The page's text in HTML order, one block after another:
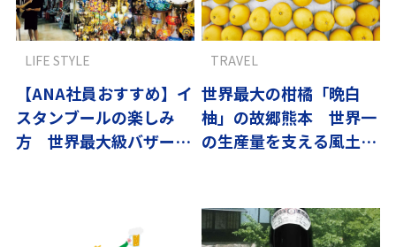
【ANA社員おすすめ】イ
スタンブールの楽しみ
方 世界最大級バザール
LIFE STYLE
世界最大の柑橘「晩白
柚」の故郷熊本 世界一
の生産量を支える風土と
TRAVEL